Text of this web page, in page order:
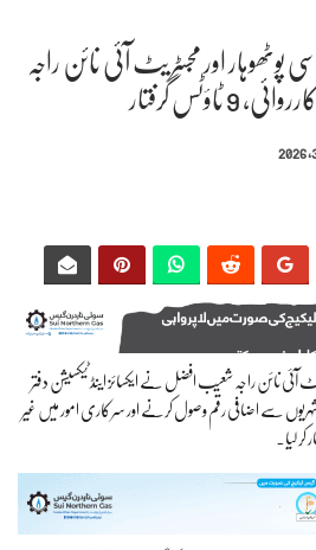
پوٹھوہار اور مجسٹریٹ آئی نائن راجہ
گرفتار
آئی نائن راجہ شعیب افضل نے ایکسائز اینڈ ٹیکسیشن دفتر
سے اضافی رقم وصول کرنے اور سرکاری امور میں غیر